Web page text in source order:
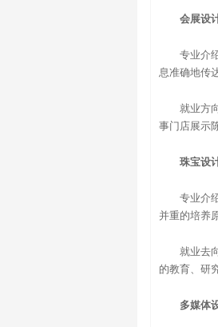
会展设
专业介
息准确地传
就业方
事门店展示
珠宝设
专业介
并重的培养
就业去
的教育、研
多媒体